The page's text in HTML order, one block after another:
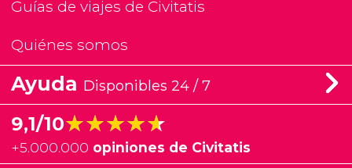
Guías de viajes de Civitatis
Quiénes somos
Ayuda Disponibles 24 / 7
9,1/10★★★★★
★★★★★
+5.000.000 opiniones de Civitatis